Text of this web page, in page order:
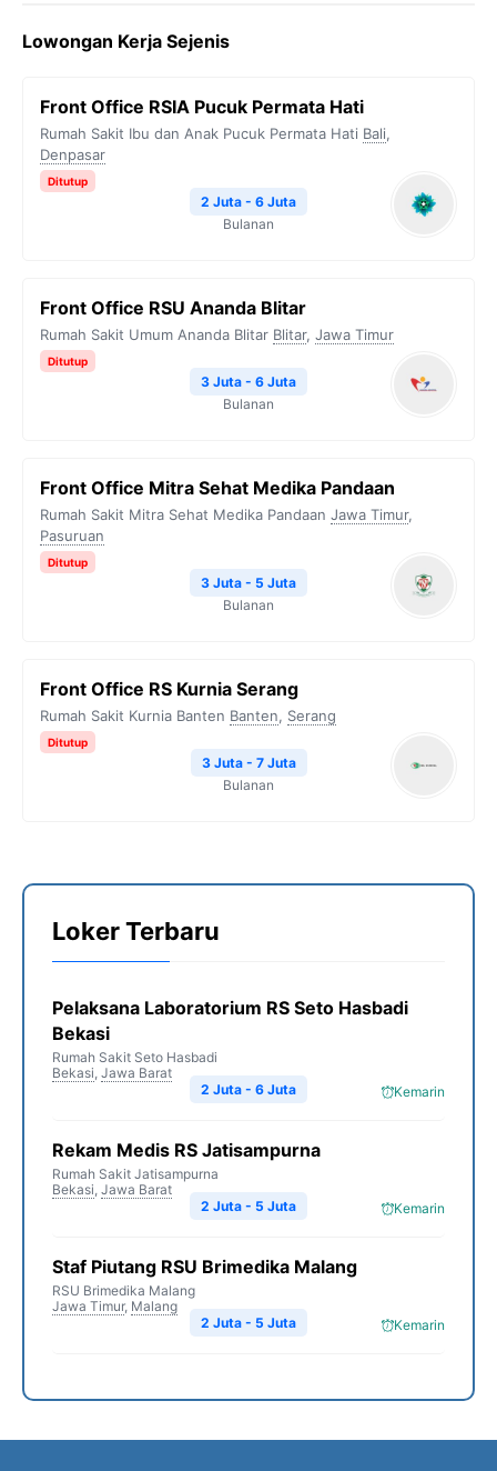
e
o
o
k
t
e
r
e
r
t
A
y
i
Lowongan Kerja Sejenis
Front Office RSIA Pucuk Permata Hati
Rumah Sakit Ibu dan Anak Pucuk Permata Hati Bali,
Denpasar
Ditutup
2 Juta - 6 Juta
Bulanan
Front Office RSU Ananda Blitar
Rumah Sakit Umum Ananda Blitar Blitar, Jawa Timur
Ditutup
3 Juta - 6 Juta
Bulanan
Front Office Mitra Sehat Medika Pandaan
Rumah Sakit Mitra Sehat Medika Pandaan Jawa Timur,
Pasuruan
Ditutup
3 Juta - 5 Juta
Bulanan
Front Office RS Kurnia Serang
Rumah Sakit Kurnia Banten Banten, Serang
Ditutup
3 Juta - 7 Juta
Bulanan
Loker Terbaru
Pelaksana Laboratorium RS Seto Hasbadi
Bekasi
Rumah Sakit Seto Hasbadi
Bekasi, Jawa Barat
Kemarin
2 Juta - 6 Juta
Rekam Medis RS Jatisampurna
Rumah Sakit Jatisampurna
Bekasi, Jawa Barat
Kemarin
2 Juta - 5 Juta
Staf Piutang RSU Brimedika Malang
RSU Brimedika Malang
Jawa Timur, Malang
Kemarin
2 Juta - 5 Juta